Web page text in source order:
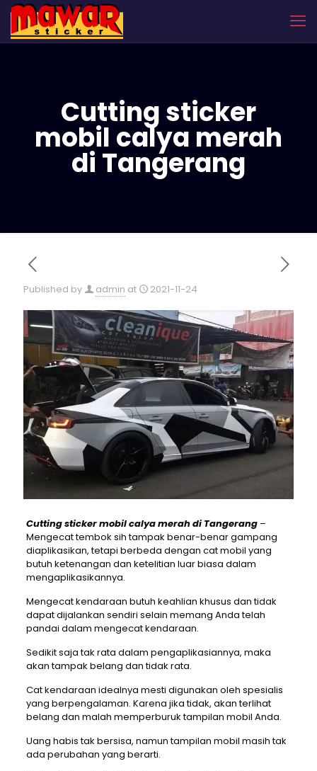
Cutting sticker
mobil calya merah
di Tangerang
Published by admin at 2021-11-24
Cutting sticker mobil calya merah di Tangerang–
Mengecat tembok sih tampak benar-benar gampang
diaplikasikan, tetapi berbeda dengan cat mobil yang
butuh ketenangan dan ketelitian luar biasa dalam
mengaplikasikannya.
Mengecat kendaraan butuh keahlian khusus dan tidak
dapat dijalankan sendiri selain memang Anda telah
pandai dalam mengecat kendaraan.
Sedikit saja tak rata dalam pengaplikasiannya, maka
akan tampak belang dan tidak rata.
Cat kendaraan idealnya mesti digunakan oleh spesialis
yang berpengalaman. Karena jika tidak, akan terlihat
belang dan malah memperburuk tampilan mobil Anda.
Uang habis tak bersisa, namun tampilan mobil masih tak
ada perubahan yang berarti.